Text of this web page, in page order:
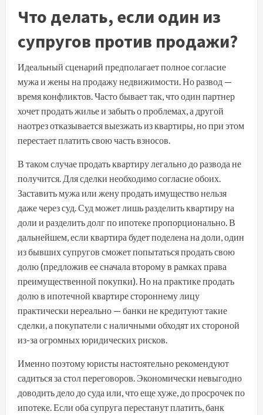
Что делать, если один из
супругов против продажи?
Идеальный сценарий предполагает полное согласие
мужа и жены на продажу недвижимости. Но развод —
время конфликтов. Часто бывает так, что один партнер
хочет продать жилье и забыть о проблемах, а другой
наотрез отказывается выезжать из квартиры, но при этом
перестает платить свою часть взносов.
В таком случае продать квартиру легально до развода не
получится. Для сделки необходимо согласие обоих.
Заставить мужа или жену продать имущество нельзя
даже через суд. Суд может лишь разделить квартиру на
доли и разделить долг по ипотеке пропорционально. В
дальнейшем, если квартира будет поделена на доли, один
из бывших супругов сможет попытаться продать свою
долю (предложив ее сначала второму в рамках права
преимущественной покупки). Но на практике продать
долю в ипотечной квартире стороннему лицу
практически нереально — банки не кредитуют такие
сделки, а покупатели с наличными обходят их стороной
из-за огромных юридических рисков.
Именно поэтому юристы настоятельно рекомендуют
садиться за стол переговоров. Экономически невыгодно
доводить дело до суда или, что еще хуже, до просрочек по
ипотеке. Если оба супруга перестанут платить, банк